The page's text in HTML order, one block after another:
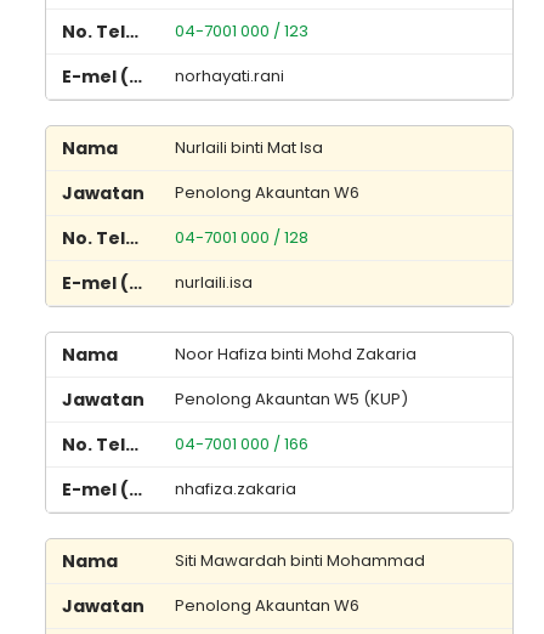
04-7001 000 / 123
norhayati.rani
Nurlaili binti Mat Isa
Penolong Akauntan W6
04-7001 000 / 128
nurlaili.isa
Noor Hafiza binti Mohd Zakaria
Penolong Akauntan W5 (KUP)
04-7001 000 / 166
nhafiza.zakaria
Siti Mawardah binti Mohammad
Penolong Akauntan W6